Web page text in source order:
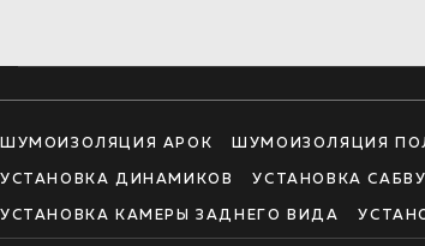
ШУМОИЗОЛЯЦИЯ АРОК ШУМОИЗОЛЯЦИЯ
УСТАНОВКА ДИНАМИКОВ УСТАНОВКА
УСТАНОВКА КАМЕРЫ ЗАДНЕГО ВИДА